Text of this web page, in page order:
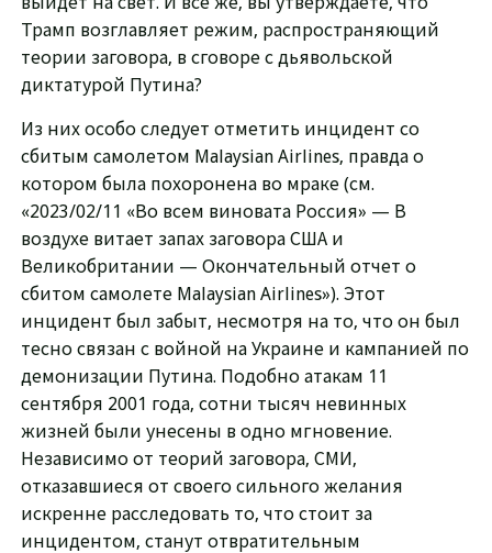
Трамп возглавляет режим, распространяющий
теории заговора, в сговоре с дьявольской
диктатурой Путина?
Из них особо следует отметить инцидент со
сбитым самолетом Malaysian Airlines, правда о
котором была похоронена во мраке (см.
«2023/02/11 «Во всем виновата Россия» — В
воздухе витает запах заговора США и
Великобритании — Окончательный отчет о
сбитом самолете Malaysian Airlines»). Этот
инцидент был забыт, несмотря на то, что он был
тесно связан с войной на Украине и кампанией по
демонизации Путина. Подобно атакам 11
сентября 2001 года, сотни тысяч невинных
жизней были унесены в одно мгновение.
Независимо от теорий заговора, СМИ,
отказавшиеся от своего сильного желания
искренне расследовать то, что стоит за
инцидентом, станут отвратительным